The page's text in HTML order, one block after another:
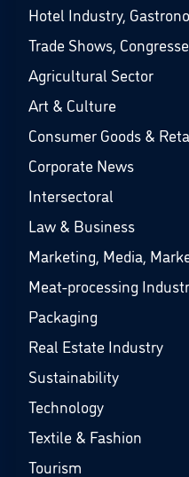
Hotel Industry,
Trade Shows,
Agricultural Sector
Art & Culture
Consumer Goods &
Corporate News
Intersectoral
Law & Business
Marketing, Media,
Meat-processing
Packaging
Real Estate Industry
Sustainability
Technology
Textile & Fashion
Tourism